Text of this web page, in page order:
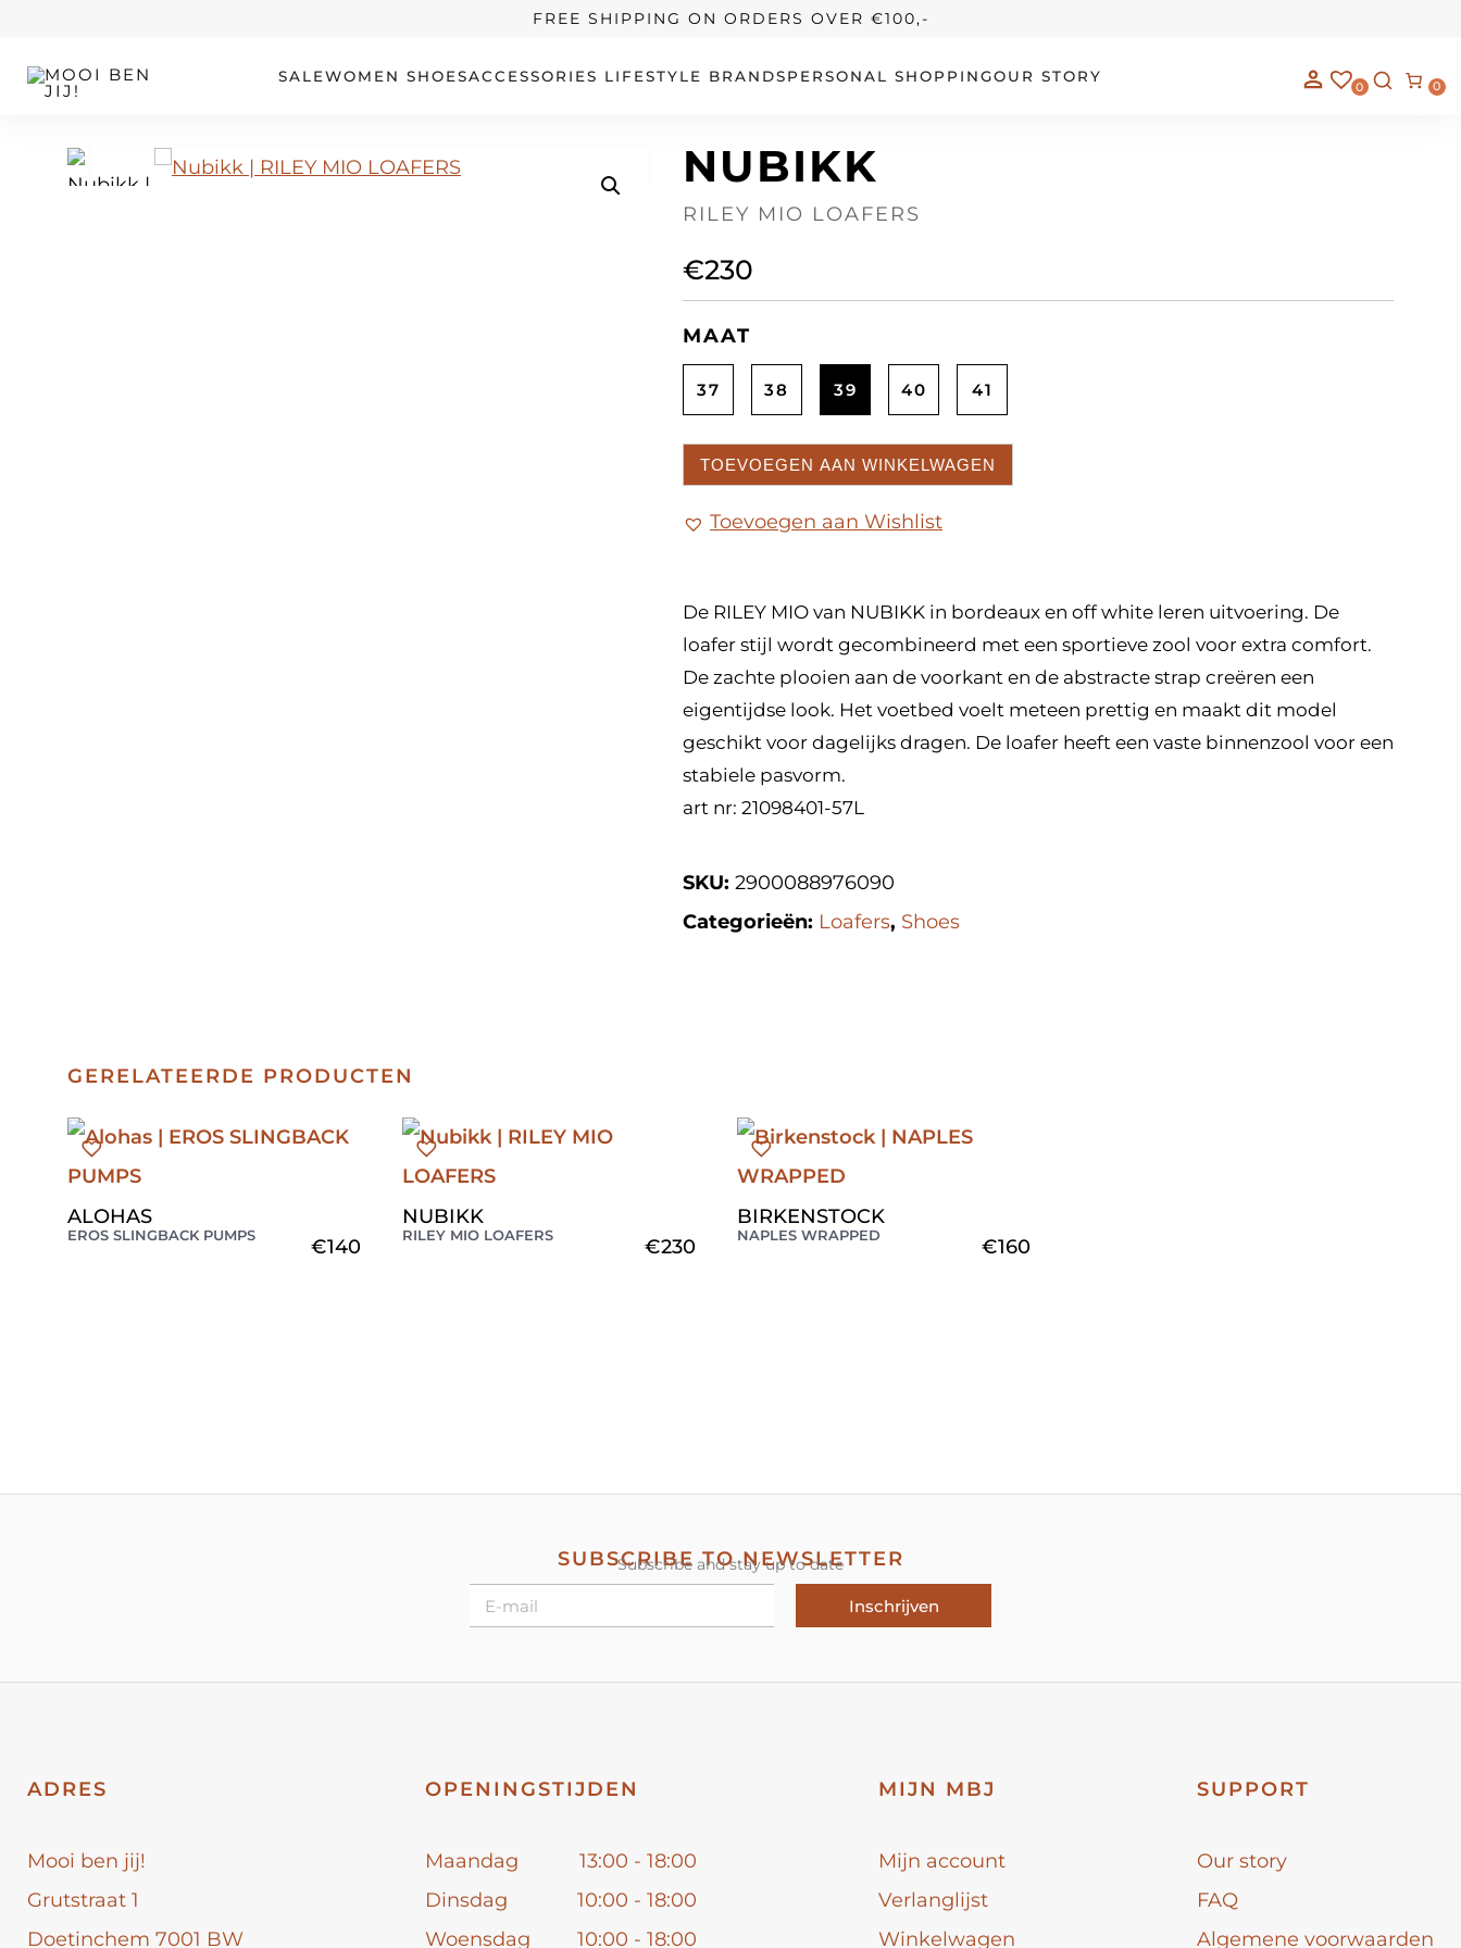
FREE SHIPPING ON ORDERS OVER €100,-
SALEWOMEN SHOESACCESSORIES LIFESTYLE BRANDSPERSONAL SHOPPINGOUR STORY
0 0
NUBIKK
RILEY MIO LOAFERS
€230
MAAT
37 38 39 40 41
TOEVOEGEN AAN WINKELWAGEN
Toevoegen aan Wishlist
De RILEY MIO van NUBIKK in bordeaux en off white leren uitvoering. De
loafer stijl wordt gecombineerd met een sportieve zool voor extra comfort.
De zachte plooien aan de voorkant en de abstracte strap creëren een
eigentijdse look. Het voetbed voelt meteen prettig en maakt dit model
geschikt voor dagelijks dragen. De loafer heeft een vaste binnenzool voor een
stabiele pasvorm.
art nr: 21098401-57L
SKU: 2900088976090
Categorieën: Loafers, Shoes
GERELATEERDE PRODUCTEN
ALOHAS
EROS SLINGBACK PUMPS €140
NUBIKK
RILEY MIO LOAFERS €230
BIRKENSTOCK
NAPLES WRAPPED €160
SUBSCRIBE TO NEWSLETTER
Subscribe and stay up to date
Inschrijven
ADRES
Mooi ben jij!
Grutstraat 1
Doetinchem 7001 BW
OPENINGSTIJDEN
Maandag
13:00 - 18:00
Dinsdag
10:00 - 18:00
Woensdag
10:00 - 18:00
MIJN MBJ
Mijn account
Verlanglijst
Winkelwagen
SUPPORT
Our story
FAQ
Algemene voorwaarden